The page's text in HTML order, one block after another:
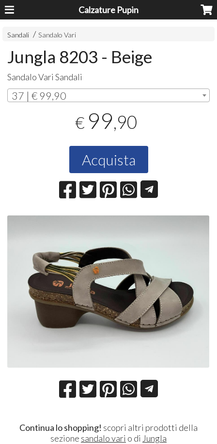
Calzature Pupin
Sandali Sandalo Vari
Jungla 8203 - Beige
Sandalo Vari Sandali
37 | € 99,90
€ 99,90
Acquista
Continua lo shopping! scopri altri prodotti della
sezione sandalo vari o di Jungla